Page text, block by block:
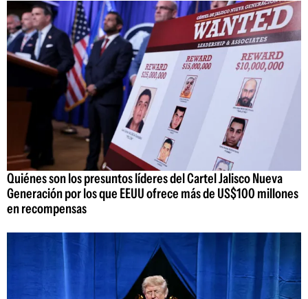
Quiénes son los presuntos líderes del Cartel Jalisco Nueva
Generación por los que EEUU ofrece más de US$100 millones
en recompensas